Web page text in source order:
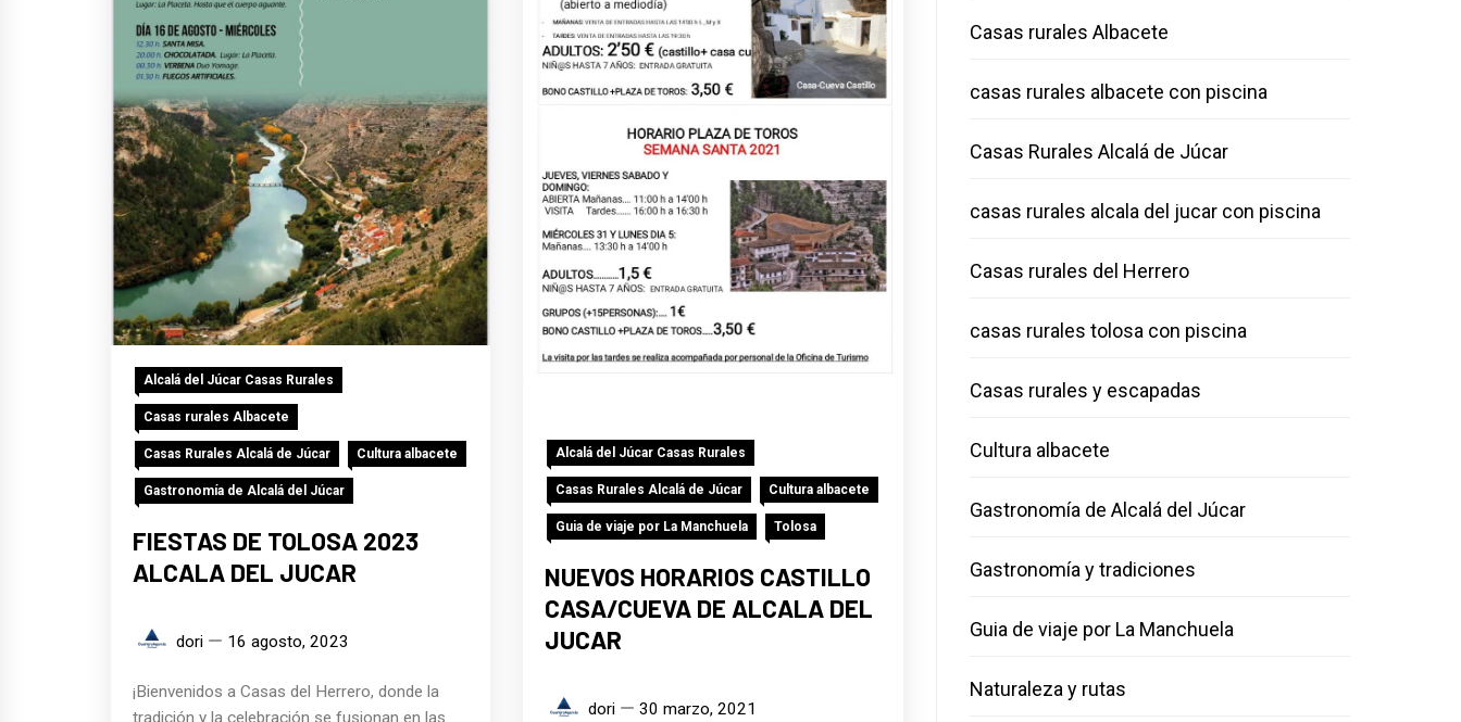
Alcalá del Júcar Casas Rurales
Casas rurales Albacete
Casas Rurales Alcalá de Júcar Cultura albacete
Gastronomía de Alcalá del Júcar
FIESTAS DE TOLOSA 2023
ALCALA DEL JUCAR
dori 16 agosto, 2023
¡Bienvenidos a Casas del Herrero, donde la
tradición y la celebración se fusionan en las
Alcalá del Júcar Casas Rurales
Casas Rurales Alcalá de Júcar Cultura albacete
Guia de viaje por La Manchuela Tolosa
NUEVOS HORARIOS CASTILLO
CASA/CUEVA DE ALCALA DEL
JUCAR
dori 30 marzo, 2021
Casas rurales Albacete
casas rurales albacete con piscina
Casas Rurales Alcalá de Júcar
casas rurales alcala del jucar con piscina
Casas rurales del Herrero
casas rurales tolosa con piscina
Casas rurales y escapadas
Cultura albacete
Gastronomía de Alcalá del Júcar
Gastronomía y tradiciones
Guia de viaje por La Manchuela
Naturaleza y rutas